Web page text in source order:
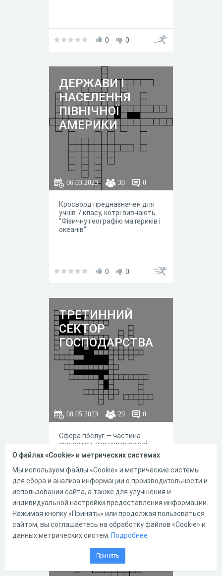
0 0
ДЕРЖАВИ І
НАСЕЛЕННЯ
ПІВНІЧНОЇ
АМЕРИКИ
06.03.2023 30 0
Кросворд предназначен для
учнів 7 класу, котрі вивчають
"Фізичну географію материків і
океанів"
0 0
ТРЕТИННИЙ
СЕКТОР
ГОСПОДАРСТВА
08.05.2023 29 0
Сфéра пóслуг — частина
економіки, яка включає всі
види комерційних послуг. Саме
сфера послуг складає в
економічно розвинутих країнах
основну частину економіки
(більше 50 %). Рештою частин
економіки прийнято вважати
промисловість і сільське
господарство. Сферу послуг
часто відносять до
постіндустріального
економічного устрою.
0 0
Столиці країн
Європи
О файлах «Cookie» и метрических системах
Мы используем файлы «Cookie» и метрические системы
для сбора и анализа информации о производительности и
использовании сайта, а также для улучшения и
индивидуальной настройки предоставления информации.
Нажимая кнопку «Принять» или продолжая пользоваться
сайтом, вы соглашаетесь на обработку файлов «Cookie» и
данных метрических систем. Подробнее
Принять